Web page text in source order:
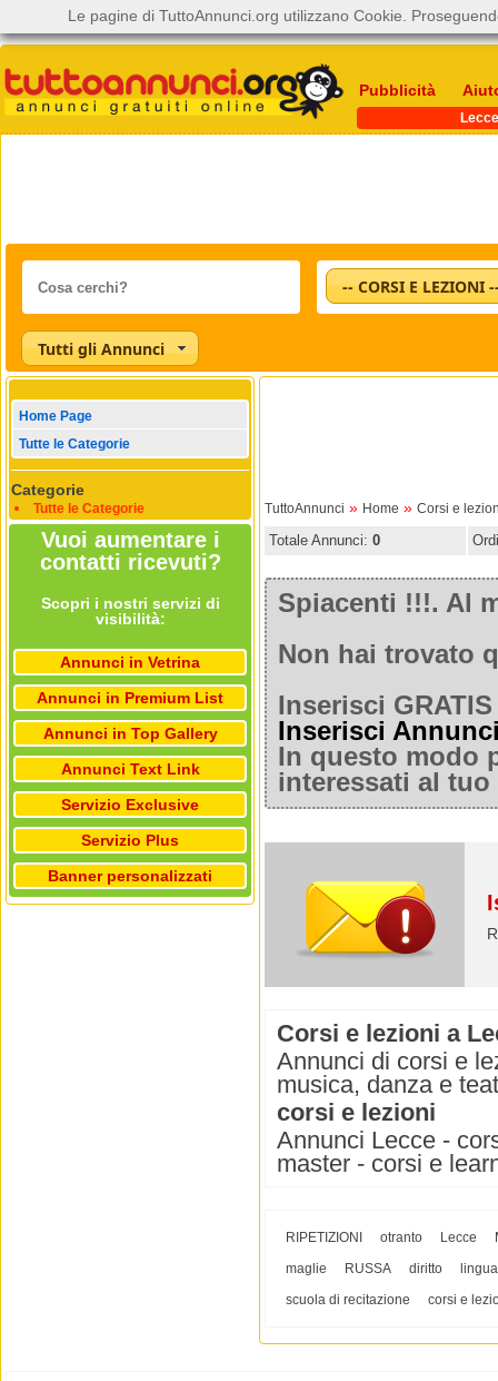
Pubblicità
Lecce
-- CORSI E LEZIONI
Tutti gli Annunci
Home Page
Tutte le Categorie
Categorie
Tutte le Categorie
Vuoi aumentare i
contatti ricevuti?
Scopri i nostri servizi di
visibilità:
Annunci in Vetrina
Annunci in Premium List
Annunci in Top Gallery
Annunci Text Link
Servizio Exclusive
Servizio Plus
Banner personalizzati
TuttoAnnunci » Home » Corsi e
Totale Annunci: 0
Spiacenti !!!. Al
Non hai trovato
Inserisci
Inserisci
In questo modo
interessati al
Corsi e lezioni a
Annunci di corsi e
musica, danza e
corsi e lezioni
Annunci Lecce -
master - corsi e
RIPETIZIONI otranto Lecce
maglie
RUSSA diritto
lingua
scuola di recitazione
corsi e
Le pagine di TuttoAnnunci.org utilizzano Cookie.